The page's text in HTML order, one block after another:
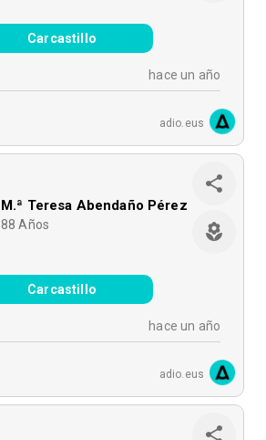
Carcastillo
hace un año
adio.eus
M.ª Teresa Abendaño Pérez
88 Años
Carcastillo
hace un año
adio.eus